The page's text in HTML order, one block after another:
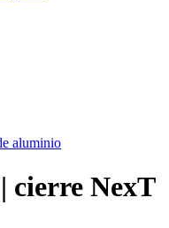
aluminio
cierre NexT